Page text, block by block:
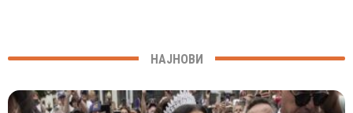
НАЈНОВИ